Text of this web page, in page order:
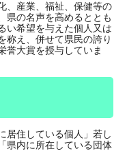
、産業、福祉、保健等の
県の名声を高めるととも
い希望を与えた個人又は
称え、併せて県民の誇り
誉大賞を授与していま
居住している個人」若し
県内に所在している団体